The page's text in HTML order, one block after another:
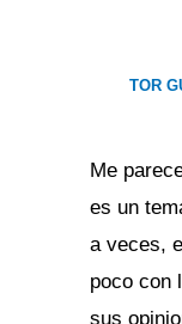
TOR
Me
es un
a veces,
poco con
sus